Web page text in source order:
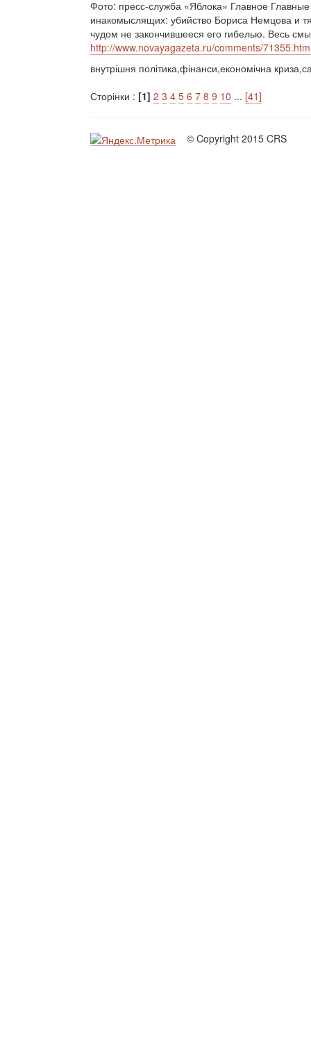
Фото: пресс-служба «Яблока» Главное
инакомыслящих: убийство Бориса Немцова и
чудом не закончившееся его гибелью. Весь
http://www.novayagazeta.ru/comments/
внутрішня політика,фінанси,економічна
Сторінки : [1] 2 3 4 5 6 7 8 9 10 ... [41]
© Copyright 2015 CRS